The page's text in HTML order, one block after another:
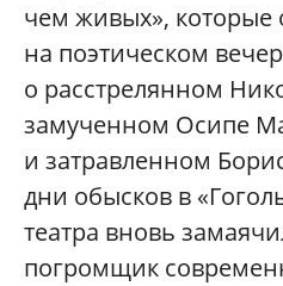
чем живых», которые
на поэтическом
о расстрелянном
замученном Осипе
и затравленном
дни обысков в
театра вновь
погромщик